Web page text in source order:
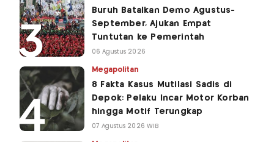
Buruh Batalkan Demo Agustus-
September, Ajukan Empat
Tuntutan ke Pemerintah
06 Agustus 2026
Megapolitan
8 Fakta Kasus Mutilasi Sadis di
Depok: Pelaku Incar Motor Korban
hingga Motif Terungkap
07 Agustus 2026 WIB